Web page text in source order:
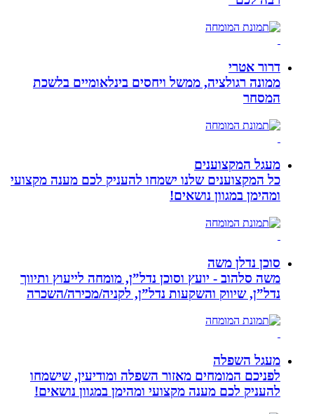
דרור אטרי
ממונה רגולציה, ממשל ויחסים בינלאומיים בלשכת
המסחר
מעגל המקצוענים
כל המקצוענים שלנו ישמחו להעניק לכם מענה מקצועי
ומהימן במגוון נושאים!
סוכן נדלן משה
משה סלהוב - יועץ וסוכן נדל”ן, מומחה לייעוץ ותיווך
נדל”ן, שיווק והשקעות נדל”ן, לקניה/מכירה/השכרה
מעגל השפלה
לפניכם המומחים מאזור השפלה ומודיעין, שישמחו
להעניק לכם מענה מקצועי ומהימן במגוון נושאים!